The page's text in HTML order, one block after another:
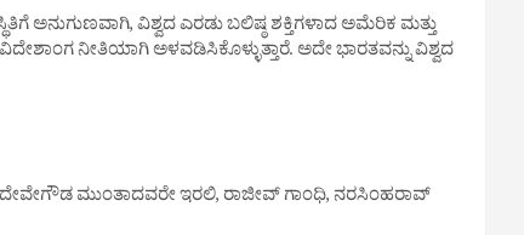
ಅನುಗುಣವಾಗಿ, ವಿಶ್ವದ ಎರಡು ಬಲಿಷ್ಠ ಶಕ್ತಿಗಳಾದ ಅಮೆರಿಕ ಮತ್ತು
ನೀತಿಯಾಗಿ ಅಳವಡಿಸಿಕೊಳ್ಳುತ್ತಾರೆ. ಅದೇ ಭಾರತವನ್ನು ವಿಶ್ವದ
ಮುಂತಾದವರೇ ಇರಲಿ, ರಾಜೀವ್ ಗಾಂಧಿ, ನರಸಿಂಹರಾವ್